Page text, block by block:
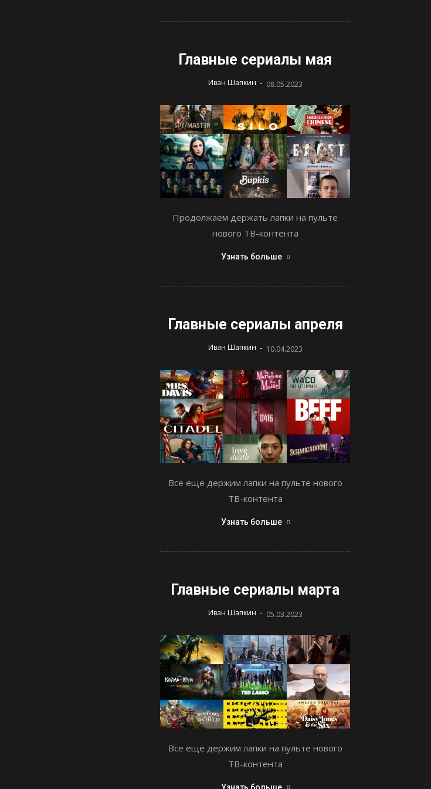
Главные сериалы мая
Иван Шапкин - 08.05.2023
Продолжаем держать лапки на пульте
нового ТВ-контента
Узнать больше
Главные сериалы апреля
Иван Шапкин - 10.04.2023
Все еще держим лапки на пульте нового
ТВ-контента
Узнать больше
Главные сериалы марта
Иван Шапкин - 05.03.2023
Все еще держим лапки на пульте нового
ТВ-контента
Узнать больше